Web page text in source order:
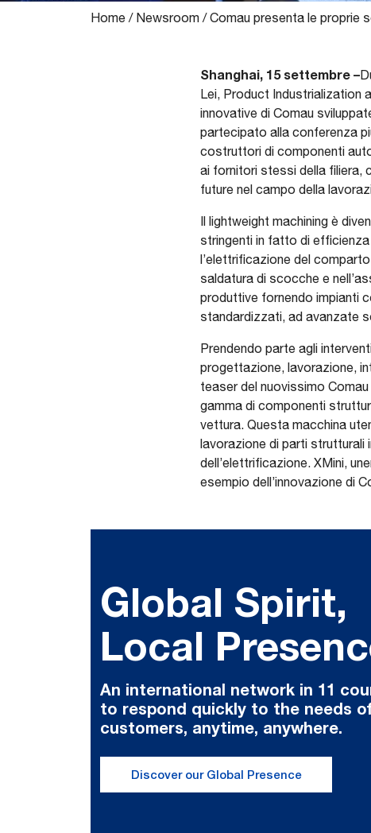
Home / Newsroom /Comau presenta le proprie
Shanghai, 15 settembre –
Lei, Product Industrialization
innovative di Comau
partecipato alla conferenza
costruttori di componenti
ai fornitori stessi della filiera,
future nel campo della
Il lightweight machining è
stringenti in fatto di efficienza
l’elettrificazione del
saldatura di scocche e
produttive fornendo impianti
standardizzati, ad avanzate
Prendendo parte agli
progettazione, lavorazione,
teaser del nuovissimo
gamma di componenti
vettura. Questa macchina
lavorazione di parti strutturali
dell’elettrificazione. XMini,
esempio dell’innovazione di
Global Spirit,
Local
An international network in 11
to respond quickly to the needs
customers, anytime, anywhere.
Discover our Global Presence